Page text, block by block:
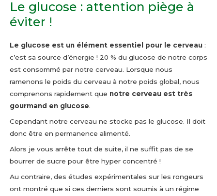
Le glucose : attention piège à
éviter !
Le glucose est un élément essentiel pour le cerveau :
c’est sa source d’énergie ! 20 % du glucose de notre corps
est consommé par notre cerveau. Lorsque nous
ramenons le poids du cerveau à notre poids global, nous
comprenons rapidement que notre cerveau est très
gourmand en glucose.
Cependant notre cerveau ne stocke pas le glucose. Il doit
donc être en permanence alimenté.
Alors je vous arrête tout de suite, il ne suffit pas de se
bourrer de sucre pour être hyper concentré !
Au contraire, des études expérimentales sur les rongeurs
ont montré que si ces derniers sont soumis à un régime